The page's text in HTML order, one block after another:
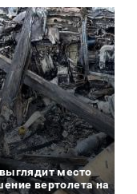
место
вертолета на